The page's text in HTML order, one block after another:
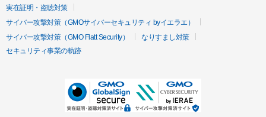
実在証明・盗聴対策
サイバー攻撃対策（GMOサイバーセキュリティ byイエラエ）
サイバー攻撃対策（GMO Flatt Security）
なりすまし対策
セキュリティ事業の軌跡